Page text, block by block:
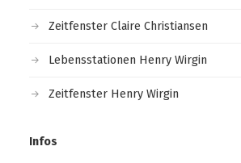
Zeitfenster Claire Christiansen
Lebensstationen Henry Wirgin
Zeitfenster Henry Wirgin
Infos